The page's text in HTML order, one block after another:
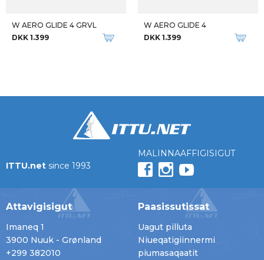
W AERO GLIDE 4 GRVL
DKK 1.399
W AERO GLIDE 4
DKK 1.399
ITTU.net since 1993
MALINNAAFFIGISIGUT
Attavigisigut
Imaneq 1
3900 Nuuk - Grønland
+299 382010
Paasissutissat
Uagut pilluta
Niueqatigiinnermi
piumasaqaatit